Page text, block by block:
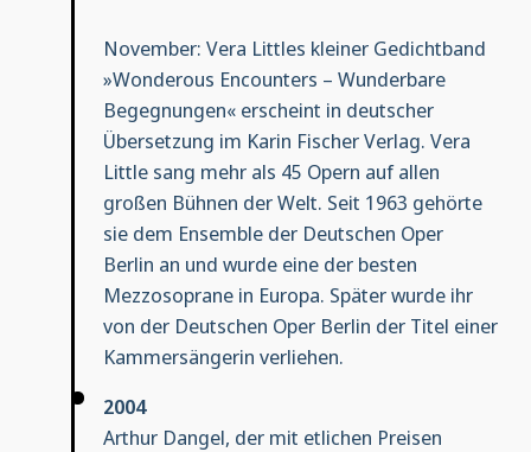
November: Vera Littles kleiner Gedichtband
»Wonderous Encounters – Wunderbare
Begegnungen« erscheint in deutscher
Übersetzung im Karin Fischer Verlag. Vera
Little sang mehr als 45 Opern auf allen
großen Bühnen der Welt. Seit 1963 gehörte
sie dem Ensemble der Deutschen Oper
Berlin an und wurde eine der besten
Mezzosoprane in Europa. Später wurde ihr
von der Deutschen Oper Berlin der Titel einer
Kammersängerin verliehen.
2004
Arthur Dangel, der mit etlichen Preisen